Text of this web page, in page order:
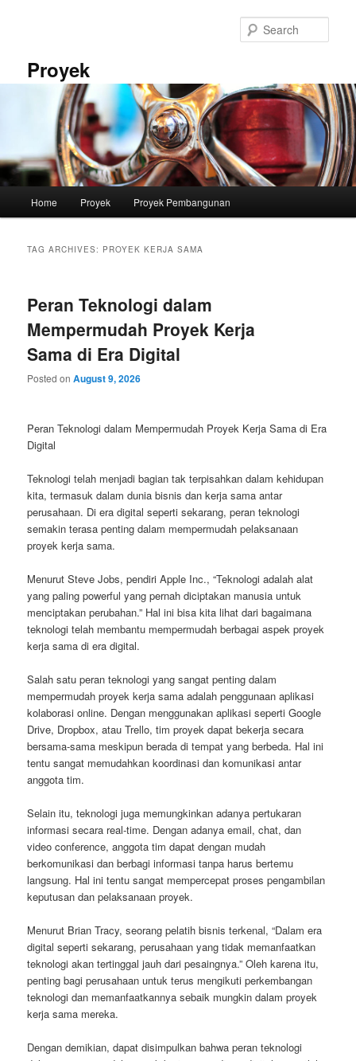
Proyek
Home Proyek Proyek Pembangunan
TAG ARCHIVES: PROYEK KERJA SAMA
Peran Teknologi dalam
Mempermudah Proyek Kerja
Sama di Era Digital
Posted onAugust 9, 2026
Peran Teknologi dalam Mempermudah Proyek Kerja Sama di Era
Digital
Teknologi telah menjadi bagian tak terpisahkan dalam kehidupan
kita, termasuk dalam dunia bisnis dan kerja sama antar
perusahaan. Di era digital seperti sekarang, peran teknologi
semakin terasa penting dalam mempermudah pelaksanaan
proyek kerja sama.
Menurut Steve Jobs, pendiri Apple Inc., “Teknologi adalah alat
yang paling powerful yang pernah diciptakan manusia untuk
menciptakan perubahan.” Hal ini bisa kita lihat dari bagaimana
teknologi telah membantu mempermudah berbagai aspek proyek
kerja sama di era digital.
Salah satu peran teknologi yang sangat penting dalam
mempermudah proyek kerja sama adalah penggunaan aplikasi
kolaborasi online. Dengan menggunakan aplikasi seperti Google
Drive, Dropbox, atau Trello, tim proyek dapat bekerja secara
bersama-sama meskipun berada di tempat yang berbeda. Hal ini
tentu sangat memudahkan koordinasi dan komunikasi antar
anggota tim.
Selain itu, teknologi juga memungkinkan adanya pertukaran
informasi secara real-time. Dengan adanya email, chat, dan
video conference, anggota tim dapat dengan mudah
berkomunikasi dan berbagi informasi tanpa harus bertemu
langsung. Hal ini tentu sangat mempercepat proses pengambilan
keputusan dan pelaksanaan proyek.
Menurut Brian Tracy, seorang pelatih bisnis terkenal, “Dalam era
digital seperti sekarang, perusahaan yang tidak memanfaatkan
teknologi akan tertinggal jauh dari pesaingnya.” Oleh karena itu,
penting bagi perusahaan untuk terus mengikuti perkembangan
teknologi dan memanfaatkannya sebaik mungkin dalam proyek
kerja sama mereka.
Dengan demikian, dapat disimpulkan bahwa peran teknologi